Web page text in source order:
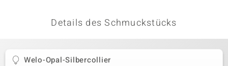
Details des Schmuckstücks
Welo-Opal-Silbercollier